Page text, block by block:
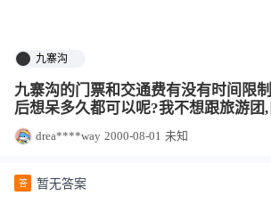
九寨沟
九寨沟的门票和交通费有没有时间限
后想呆多久都可以呢?我不想跟旅游团
drea****way 2000-08-01 未知
答 暂无答案